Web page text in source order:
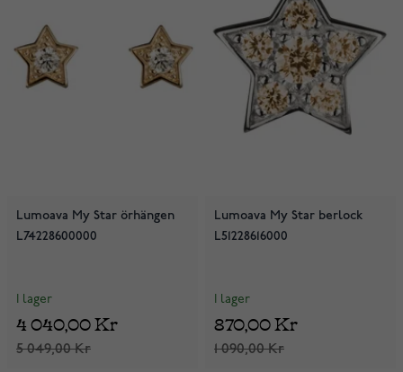
Lumoava My Star örhängen
L74228600000
I lager
5 049,00 Kr
4 040,00 Kr
Lumoava My Star berlock
L51228616000
I lager
1 090,00 Kr
870,00 Kr